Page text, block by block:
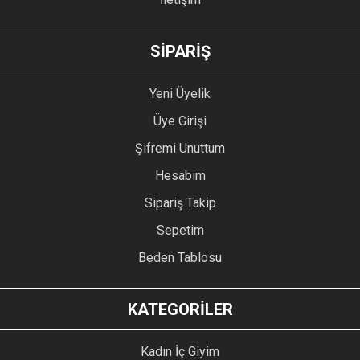
GÖNDER
SİPARİŞ
Yeni Üyelik
Üye Girişi
Şifremi Unuttum
Hesabım
Sipariş Takip
Sepetim
Beden Tablosu
KATEGORİLER
Kadın İç Giyim